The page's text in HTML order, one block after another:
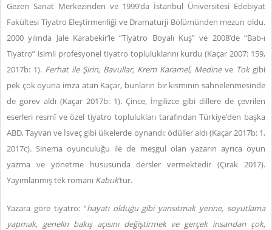
Gezen Sanat Merkezinden ve 1999’da İstanbul Üniversitesi Edebiyat
Fakültesi Tiyatro Eleştirmenliği ve Dramaturji Bölümünden mezun oldu.
2000 yılında Jale Karabekir’le “Tiyatro Boyalı Kuş” ve 2008’de “Bab-ı
Tiyatro” isimli profesyonel tiyatro topluluklarını kurdu (Kaçar 2007: 159,
2017b: 1). Ferhat ile Şirin, Bavullar, Krem Karamel, Medineve Tokgibi
pek çok oyuna imza atan Kaçar, bunların bir kısmının sahnelenmesinde
de görev aldı (Kaçar 2017b: 1). Çince, İngilizce gibi dillere de çevrilen
eserleri resmî ve özel tiyatro toplulukları tarafından Türkiye’den başka
ABD, Tayvan ve İsveç gibi ülkelerde oynandı; ödüller aldı (Kaçar 2017b: 1,
2017c). Sinema oyunculuğu ile de meşgul olan yazarın ayrıca oyun
yazma ve yönetme hususunda dersler vermektedir (Çırak 2017).
Yayımlanmış tek romanı Kabuk’tur.
Yazara göre tiyatro: “hayatı olduğu gibi yansıtmak yerine, soyutlama
yapmak, genelin bakış açısını değiştirmek ve gerçek insandan çok,